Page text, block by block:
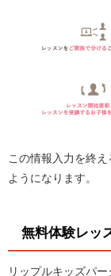
この情報入力を終
ようになります。
無料体験レッ
リップルキッズパ